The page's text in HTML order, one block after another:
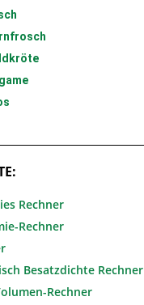
Rechner
Rechner
Besatzdichte Rechner
Rechner